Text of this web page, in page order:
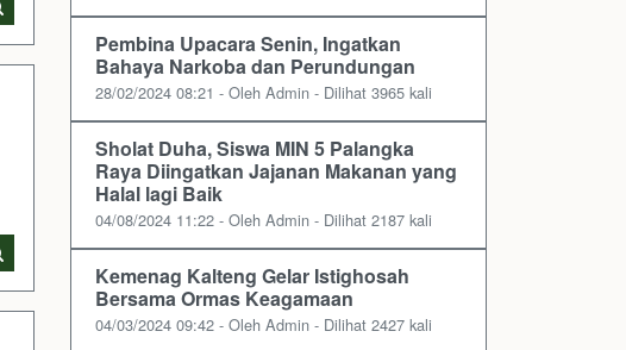
Pembina Upacara Senin, Ingatkan
Bahaya Narkoba dan Perundungan
28/02/2024 08:21 - Oleh Admin - Dilihat 3965 kali
Sholat Duha, Siswa MIN 5 Palangka
Raya Diingatkan Jajanan Makanan yang
Halal lagi Baik
04/08/2024 11:22 - Oleh Admin - Dilihat 2187 kali
Kemenag Kalteng Gelar Istighosah
Bersama Ormas Keagamaan
04/03/2024 09:42 - Oleh Admin - Dilihat 2427 kali